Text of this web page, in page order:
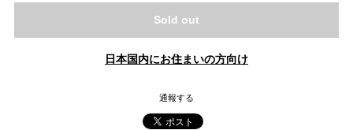
Sold out
日本国内にお住まいの方向け
通報する